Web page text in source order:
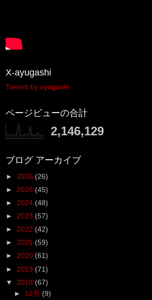
X-ayugashi
Tweets by ayugashi
ページビューの合計
2,146,129
ブログ アーカイブ
► 2026 (26)
► 2025 (45)
► 2024 (48)
► 2023 (57)
► 2022 (42)
► 2021 (59)
► 2020 (61)
► 2019 (71)
▼ 2018 (67)
► 12月 (9)